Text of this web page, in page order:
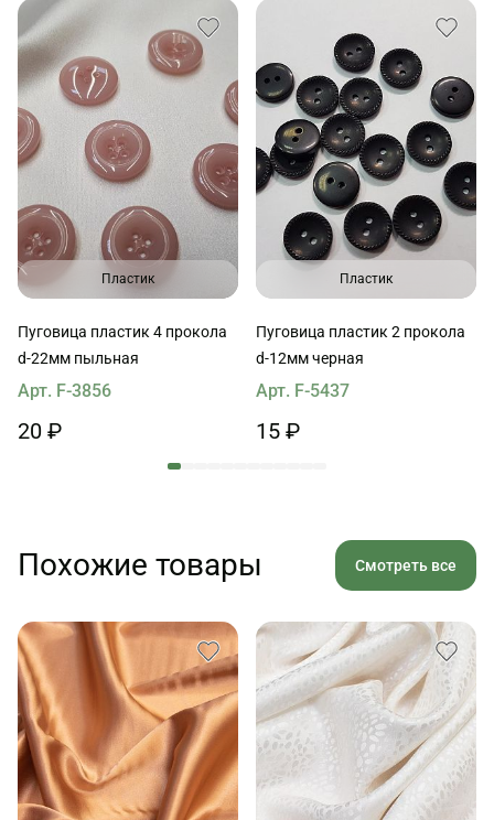
Пластик
Пуговица пластик 4 прокола
d-22мм пыльная
Арт. F-3856
20 ₽
Пластик
Пуговица пластик 2 прокола
d-12мм черная
Арт. F-5437
15 ₽
Похожие товары Смотреть все